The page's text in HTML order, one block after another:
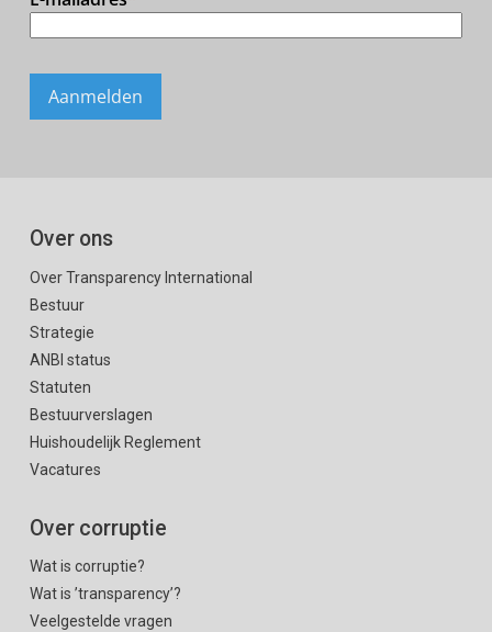
Over ons
Over Transparency International
Bestuur
Strategie
ANBI status
Statuten
Bestuurverslagen
Huishoudelijk Reglement
Vacatures
Over corruptie
Wat is corruptie?
Wat is ’transparency’?
Veelgestelde vragen